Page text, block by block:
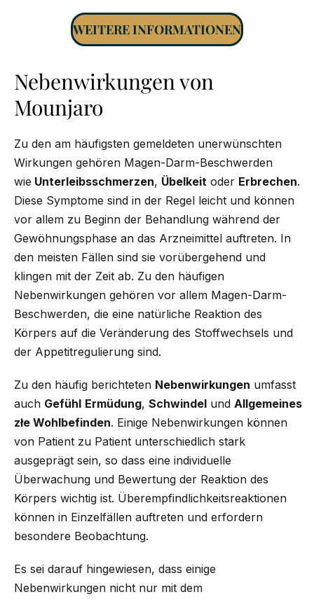
WEITERE INFORMATIONEN
Nebenwirkungen von
Mounjaro
Zu den am häufigsten gemeldeten unerwünschten
Wirkungen gehören Magen-Darm-Beschwerden
wie Unterleibsschmerzen, Übelkeit oder Erbrechen.
Diese Symptome sind in der Regel leicht und können
vor allem zu Beginn der Behandlung während der
Gewöhnungsphase an das Arzneimittel auftreten. In
den meisten Fällen sind sie vorübergehend und
klingen mit der Zeit ab. Zu den häufigen
Nebenwirkungen gehören vor allem Magen-Darm-
Beschwerden, die eine natürliche Reaktion des
Körpers auf die Veränderung des Stoffwechsels und
der Appetitregulierung sind.
Zu den häufig berichteten Nebenwirkungen umfasst
auch Gefühl Ermüdung, Schwindel und Allgemeines
złe Wohlbefinden. Einige Nebenwirkungen können
von Patient zu Patient unterschiedlich stark
ausgeprägt sein, so dass eine individuelle
Überwachung und Bewertung der Reaktion des
Körpers wichtig ist. Überempfindlichkeitsreaktionen
können in Einzelfällen auftreten und erfordern
besondere Beobachtung.
Es sei darauf hingewiesen, dass einige
Nebenwirkungen nicht nur mit dem